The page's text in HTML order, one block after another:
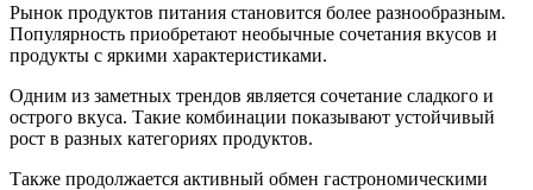
Рынок продуктов питания становится более разнообразным.
Популярность приобретают необычные сочетания вкусов и
продукты с яркими характеристиками.
Одним из заметных трендов является сочетание сладкого и
острого вкуса. Такие комбинации показывают устойчивый
рост в разных категориях продуктов.
Также продолжается активный обмен гастрономическими